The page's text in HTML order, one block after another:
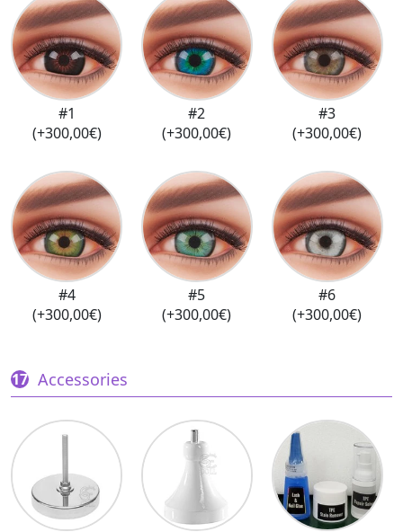
#1
(+300,00€)
#2
(+300,00€)
#3
(+300,00€)
#4
(+300,00€)
#5
(+300,00€)
#6
(+300,00€)
Accessories